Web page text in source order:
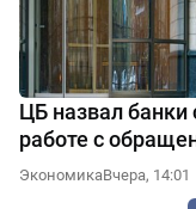
ЦБ назвал
работе с
ЭкономикаВчера, 14:01